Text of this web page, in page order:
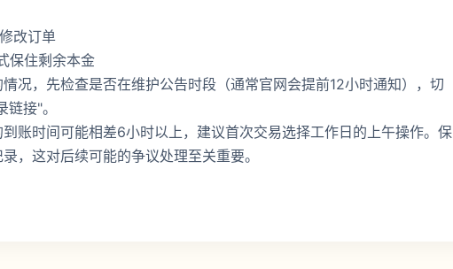
改订单
保住剩余本金
况，先检查是否在维护公告时段（通常官网会提前12小时通知），切
接"。
账时间可能相差6小时以上，建议首次交易选择工作日的上午操作。保
，这对后续可能的争议处理至关重要。